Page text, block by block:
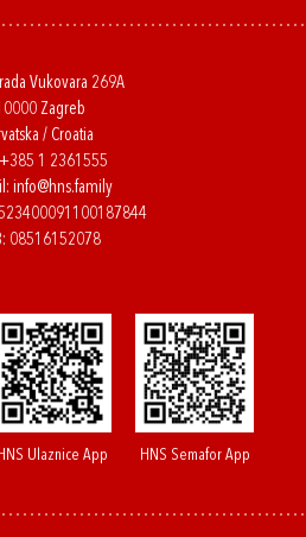
Vukovara 269A
Zagreb
/ Croatia
+385 1 2361555
info@hns.family
08516152078
HNS Ulaznice App HNS Semafor App